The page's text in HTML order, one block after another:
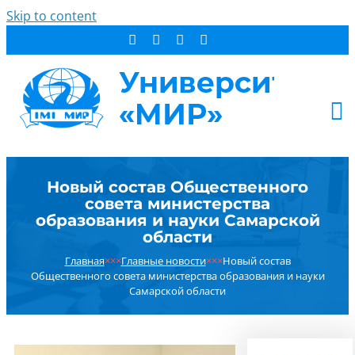
Skip to content
СТУДЕНТУ
ДОПОБРАЗОВАНИЕ
НОВОСТИ
Новый состав Общественного
совета министерства
образования и науки Самарской
области
Главная×××Главные новости×××Новый состав
Общественного совета министерства образования и науки
Самарской области